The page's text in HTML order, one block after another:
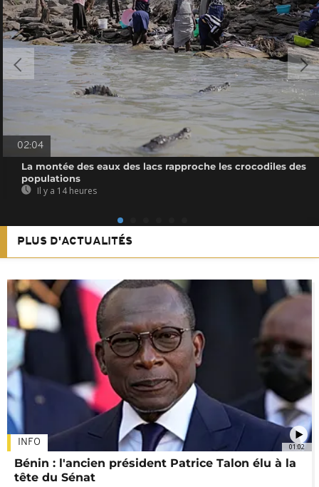
02:04
La montée des eaux des lacs rapproche les crocodiles des
populations
Il y a 14 heures
PLUS D'ACTUALITÉS
01:02
INFO
Bénin : l'ancien président Patrice Talon élu à la
tête du Sénat